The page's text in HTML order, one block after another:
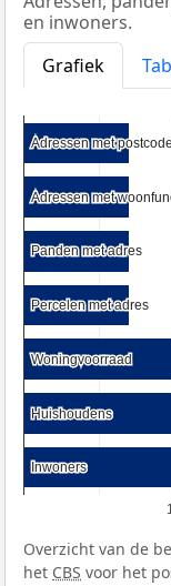
en inwoners.
Grafiek
Adressen met postcode
Adressen met postcode
Adressen met
Adressen met
Panden met adres
Panden met adres
Percelen met adres
Percelen met adres
Woningvoorraad
Woningvoorraad
Huishoudens
Huishoudens
Inwoners
Inwoners
Overzicht van de
het CBS voor het